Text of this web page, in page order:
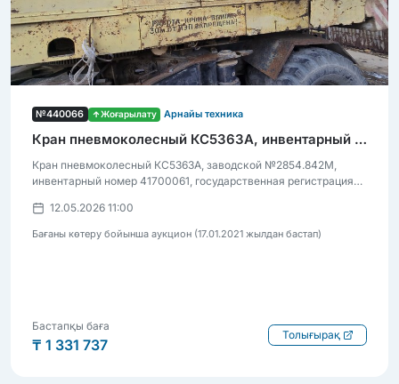
№440066 Жоғарылату Арнайы техника
Кран пневмоколесный КС5363А, инвентарный номер 41700061
Кран пневмоколесный КС5363А, заводской №2854.842М,
инвентарный номер 41700061, государственная регистрация
отсутствует, состояние неудовлетворительное, основное
средство не пригодно для применения по прямому назначению
12.05.2026 11:00
Бағаны көтеру бойынша аукцион (17.01.2021 жылдан бастап)
Бастапқы баға
₸ 1 331 737
Толығырақ